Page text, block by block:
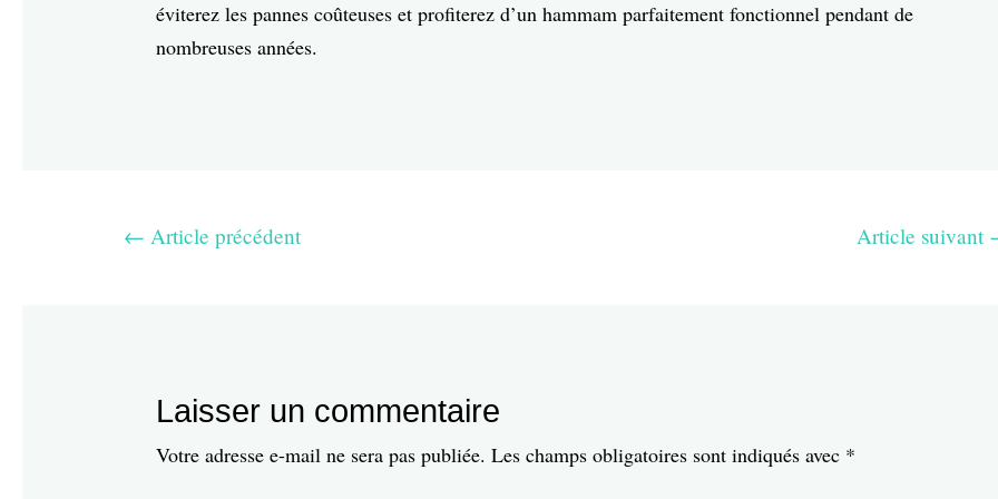
éviterez les pannes coûteuses et profiterez d’un hammam parfaitement fonctionnel pendant de
nombreuses années.
← Article précédent Article suivant
Laisser un commentaire
Votre adresse e-mail ne sera pas publiée. Les champs obligatoires sont indiqués avec *